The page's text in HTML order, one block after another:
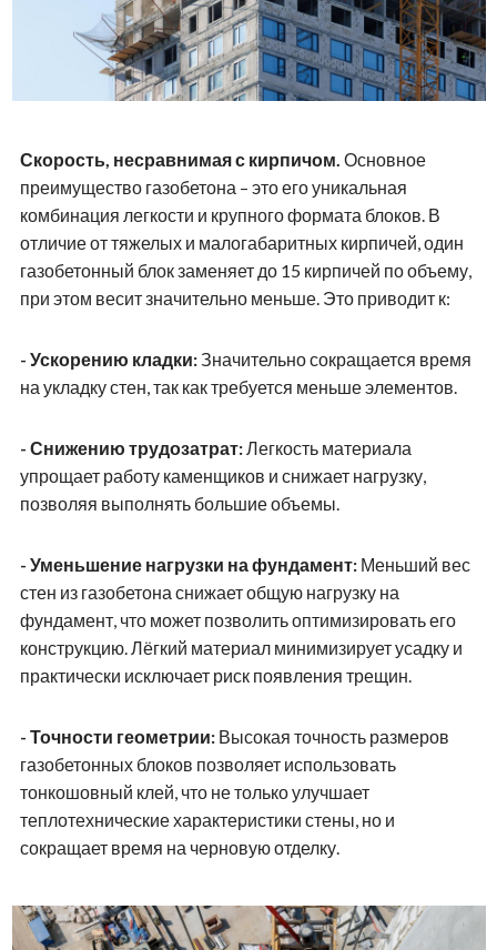
Скорость, несравнимая с кирпичом. Основное
преимущество газобетона – это его уникальная
комбинация легкости и крупного формата блоков. В
отличие от тяжелых и малогабаритных кирпичей, один
газобетонный блок заменяет до 15 кирпичей по объему,
при этом весит значительно меньше. Это приводит к:
- Ускорению кладки:Значительно сокращается время
на укладку стен, так как требуется меньше элементов.
- Снижению трудозатрат:Легкость материала
упрощает работу каменщиков и снижает нагрузку,
позволяя выполнять большие объемы.
- Уменьшение нагрузки на фундамент:Меньший вес
стен из газобетона снижает общую нагрузку на
фундамент, что может позволить оптимизировать его
конструкцию. Лёгкий материал минимизирует усадку и
практически исключает риск появления трещин.
- Точности геометрии:Высокая точность размеров
газобетонных блоков позволяет использовать
тонкошовный клей, что не только улучшает
теплотехнические характеристики стены, но и
сокращает время на черновую отделку.